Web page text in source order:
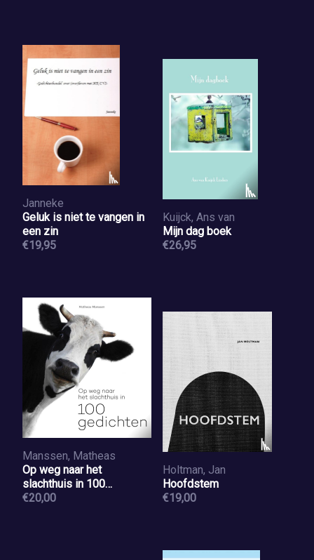
Janneke
Geluk is niet te vangen in
een zin
€19,95
Kuijck, Ans van
Mijn dag boek
€26,95
Manssen, Matheas
Op weg naar het
slachthuis in 100
gedichten
€20,00
Holtman, Jan
Hoofdstem
€19,00